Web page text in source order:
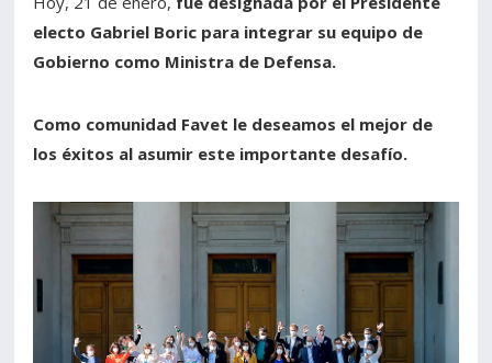
electo Gabriel Boric para integrar su equipo de
Gobierno como Ministra de Defensa.
Como comunidad Favet le deseamos el mejor de
los éxitos al asumir este importante desafío.